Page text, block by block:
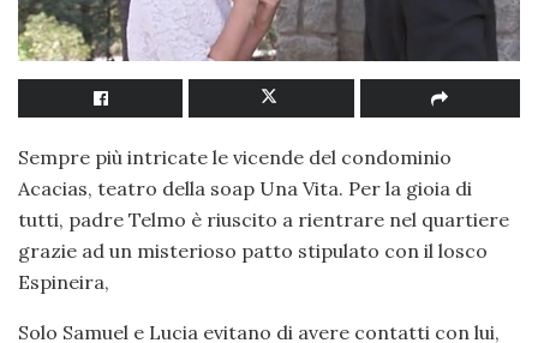
Sempre più intricate le vicende del condominio
Acacias, teatro della soap Una Vita. Per la gioia di
tutti, padre Telmo è riuscito a rientrare nel quartiere
grazie ad un misterioso patto stipulato con il losco
Espineira,
Solo Samuel e Lucia evitano di avere contatti con lui,